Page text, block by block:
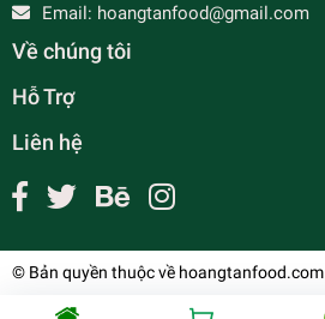
Email: hoangtanfood@gmail.com
Về chúng tôi
Hỗ Trợ
Liên hệ
© Bản quyền thuộc về hoangtanfood.com